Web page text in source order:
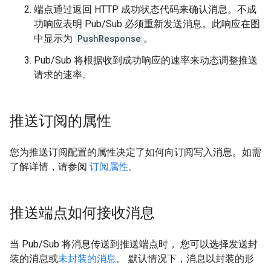
端点通过返回 HTTP 成功状态代码来确认消息。不成
功响应表明 Pub/Sub 必须重新发送消息。此响应在图
中显示为 PushResponse 。
Pub/Sub 将根据收到成功响应的速率来动态调整推送
请求的速率。
推送订阅的属性
您为推送订阅配置的属性决定了如何向订阅写入消息。如需
了解详情，请参阅 订阅属性。
推送端点如何接收消息
当 Pub/Sub 将消息传送到推送端点时， 您可以选择发送封
装的消息或未封装的消息。 默认情况下，消息以封装的形